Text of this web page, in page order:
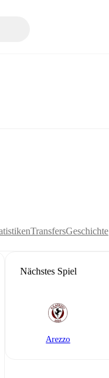
TransfersGeschichte
Nächstes Spiel
Arezzo